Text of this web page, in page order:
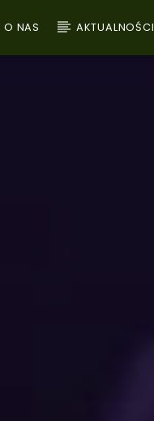
O NAS AKTUALNOŚCI